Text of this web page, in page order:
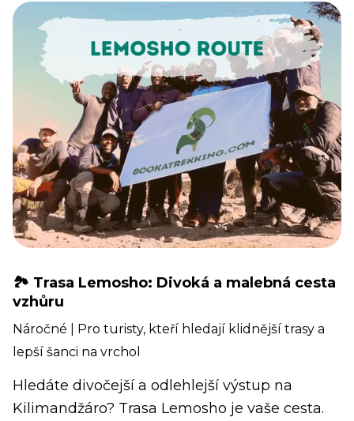
🏞️ Trasa Lemosho: Divoká a malebná cesta
vzhůru
Náročné | Pro turisty, kteří hledají klidnější trasy a
lepší šanci na vrchol
Hledáte divočejší a odlehlejší výstup na
Kilimandžáro? Trasa Lemosho je vaše cesta.